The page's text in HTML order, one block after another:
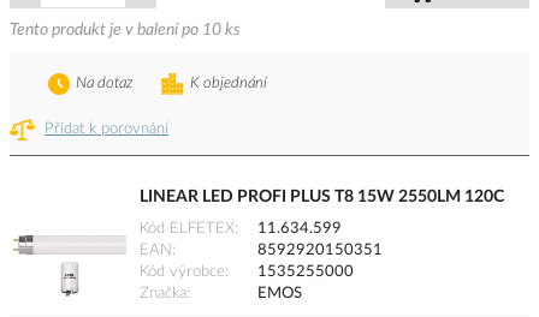
Tento produkt je v balení po 10 ks
Přidat k porovnání
K objednání
Na dotaz
LINEAR LED PROFI PLUS T8 15W 2550LM 120C
Kód ELFETEX
11.634.599
EAN
8592920150351
Kód výrobce
1535255000
Značka
EMOS